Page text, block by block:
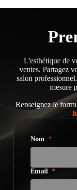
L'esthétique de
ventes. Partagez
salon
mesure
Renseignez le
Nom *
Email *